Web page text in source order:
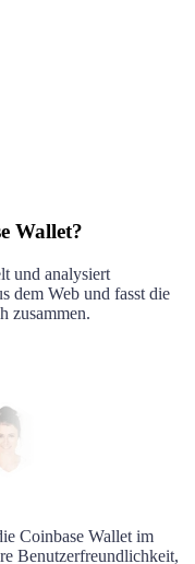
Wallet?
und analysiert
dem Web und fasst die
zusammen.
Coinbase Wallet im
Benutzerfreundlichkeit,